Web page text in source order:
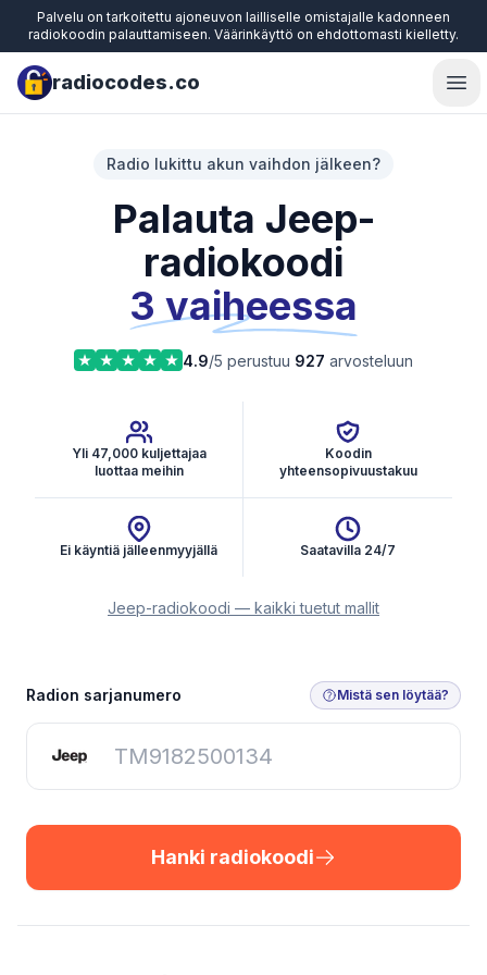
Palvelu on tarkoitettu ajoneuvon lailliselle omistajalle kadonneen
radiokoodin palauttamiseen. Väärinkäyttö on ehdottomasti kielletty.
radiocodes.co
Radio lukittu akun vaihdon jälkeen?
Palauta Jeep-
radiokoodi
3 vaiheessa
4.9/5 perustuu 927 arvosteluun
Yli 47,000 kuljettajaa
luottaa meihin
Koodin
yhteensopivuustakuu
Ei käyntiä jälleenmyyjällä Saatavilla 24/7
Jeep-radiokoodi — kaikki tuetut mallit
Hanki radiokoodi
Radion sarjanumero Mistä sen löytää?
Hanki radiokoodi